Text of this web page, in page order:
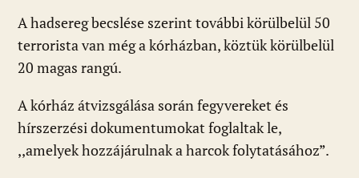
A hadsereg becslése szerint további körülbelül 50
terrorista van még a kórházban, köztük körülbelül
20 magas rangú.
A kórház átvizsgálása során fegyvereket és
hírszerzési dokumentumokat foglaltak le,
,,amelyek hozzájárulnak a harcok folytatásához”.